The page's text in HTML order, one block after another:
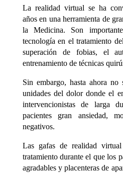
La realidad virtual se ha
años en una herramienta de
la Medicina. Son
tecnología en el tratamiento
superación de fobias, el
entrenamiento de técnicas
Sin embargo, hasta ahora
unidades del dolor donde el
intervencionistas de larga
pacientes gran ansiedad,
negativos.
Las gafas de realidad
tratamiento durante el que los
agradables y placenteras de